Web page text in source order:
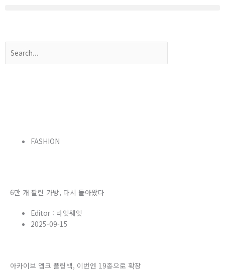
FASHION
6만 개 팔린 가방, 다시 돌아왔다
Editor : 라잇웨잇
2025-09-15
아카이브 앱크 플링백, 이번엔 19종으로 확장